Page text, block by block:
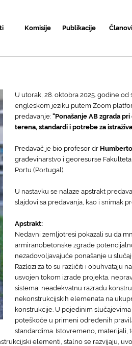
Komisije Publikacije Članovi
U utorak, 28. oktobra 2025. godine od
engleskom jeziku putem Zoom
predavanje: "Ponašanje AB zgrada
terena, standardi i potrebe za
Predavač je bio profesor dr
građevinarstvo i georesurse
Portu (Portugal).
U nastavku se nalaze apstrakt
slajdovi sa predavanja, kao i snimak
Apstrakt:
Nedavni zemljotresi pokazali su da
armiranobetonske zgrade
nezadovoljavajuće ponašanje u
Razlozi za to su različiti i obuhvataju
usvojen tokom izrade projekta,
sistema, neadekvatnu razradu
nekonstrukcijskih elemenata na
konstrukcije. U pojedinim
poteškoće u primeni određenih
standardima. Istovremeno, materijali,
elementi, stalno se razvijaju,